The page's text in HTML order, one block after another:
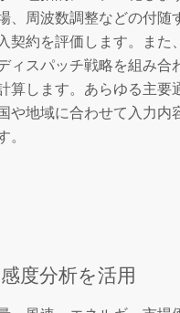
、周波数調整などの付随
契約を評価します。また
ィスパッチ戦略を組み合
算します。あらゆる主要
や地域に合わせて入力内
。
度分析を活用